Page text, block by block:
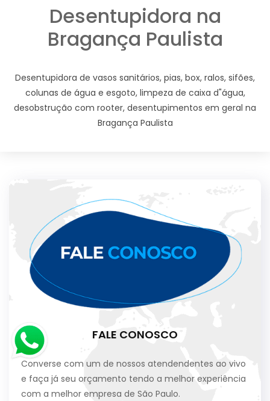
Desentupidora na
Bragança Paulista
Desentupidora de vasos sanitários, pias, box, ralos, sifões,
colunas de água e esgoto, limpeza de caixa d"água,
desobstrução com rooter, desentupimentos em geral na
Bragança Paulista
FALE CONOSCO
Converse com um de nossos atendendentes ao vivo
e faça já seu orçamento tendo a melhor experiência
com a melhor empresa de São Paulo.